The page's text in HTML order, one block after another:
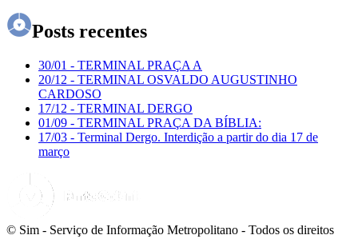
Posts recentes
30/01 - TERMINAL PRAÇA A
20/12 - TERMINAL OSVALDO AUGUSTINHO
CARDOSO
17/12 - TERMINAL DERGO
01/09 - TERMINAL PRAÇA DA BÍBLIA:
17/03 - Terminal Dergo. Interdição a partir do dia 17 de
março
© Sim - Serviço de Informação Metropolitano - Todos os direitos